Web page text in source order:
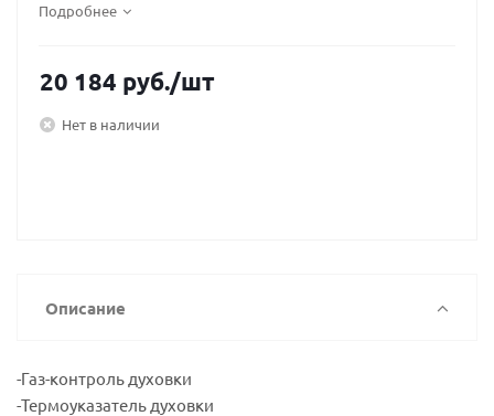
Подробнее
20 184 руб./шт
Нет в наличии
Описание
-Газ-контроль духовки
-Термоуказатель духовки